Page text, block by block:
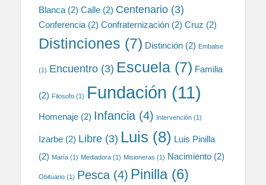
Blanca (2) Calle (2) Centenario (3)
Conferencia (2) Confraternización (2) Cruz (2)
Distinciones (7) Distinción (2) Embalse
(1) Encuentro (3) Escuela (7) Familia
(2) Filosofo (1) Fundación (11)
Homenaje (2) Infancia (4) Intervención (1)
Izarbe (2) Libre (3) Luis (8) Luis Pinilla
(2) María (1) Mediadora (1) Misioneras (1) Nacimiento (2)
Obituario (1) Pesca (4) Pinilla(6)